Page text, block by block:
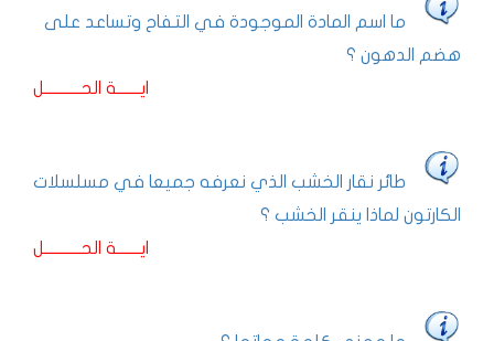
ما اسم المادة الموجودة في التفاح وتساعد على
هضم الدهون ؟
ايـــــــة الحـــــــــــل
طائر نقار الخشب الذي نعرفه جميعا في مسلسلات
الكارتون لماذا ينقر الخشب ؟
ايـــــــة الحـــــــــــل